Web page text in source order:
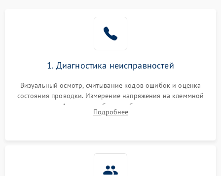
1. Диагностика неисправностей
Визуальный осмотр, считывание кодов ошибок и оценка
состояния проводки. Измерение напряжения на клеммной
колодке. Анализ жалоб на проблемы с нагревом,
конвекцией, панелью управления или блокировкой дверцы.
Подробнее